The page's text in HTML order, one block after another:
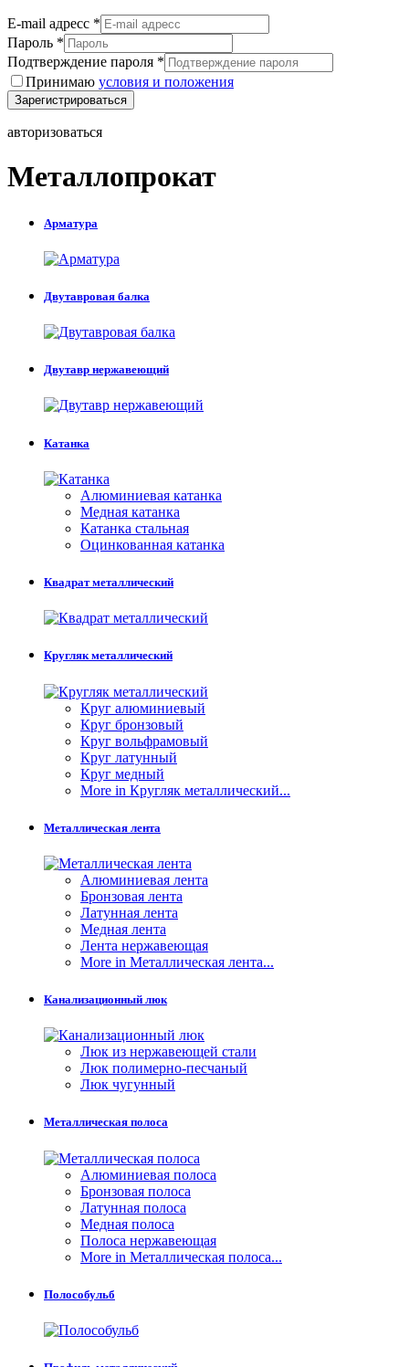
E-mail адресс *
Пароль *
Подтверждение пароля *
Принимаю условия и положения
Зарегистрироваться
авторизоваться
Металлопрокат
Арматура
Двутавровая балка
Двутавр нержавеющий
Катанка
Алюминиевая катанка
Медная катанка
Катанка стальная
Оцинкованная катанка
Квадрат металлический
Кругляк металлический
Круг алюминиевый
Круг бронзовый
Круг вольфрамовый
Круг латунный
Круг медный
More in Кругляк металлический...
Металлическая лента
Алюминиевая лента
Бронзовая лента
Латунная лента
Медная лента
Лента нержавеющая
More in Металлическая лента...
Канализационный люк
Люк из нержавеющей стали
Люк полимерно-песчаный
Люк чугунный
Металлическая полоса
Алюминиевая полоса
Бронзовая полоса
Латунная полоса
Медная полоса
Полоса нержавеющая
More in Металлическая полоса...
Полособульб